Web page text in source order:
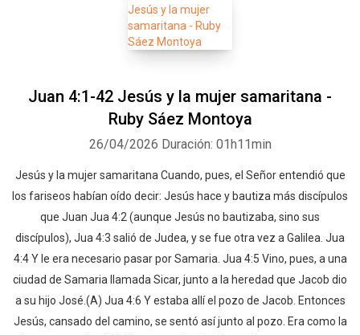
Juan 4:1-42 Jesús y la mujer samaritana -
Ruby Sáez Montoya
26/04/2026 Duración: 01h11min
Jesús y la mujer samaritana Cuando, pues, el Señor entendió que
los fariseos habían oído decir: Jesús hace y bautiza más discípulos
que Juan Jua 4:2 (aunque Jesús no bautizaba, sino sus
discípulos), Jua 4:3 salió de Judea, y se fue otra vez a Galilea. Jua
4:4 Y le era necesario pasar por Samaria. Jua 4:5 Vino, pues, a una
ciudad de Samaria llamada Sicar, junto a la heredad que Jacob dio
a su hijo José.(A) Jua 4:6 Y estaba allí el pozo de Jacob. Entonces
Jesús, cansado del camino, se sentó así junto al pozo. Era como la